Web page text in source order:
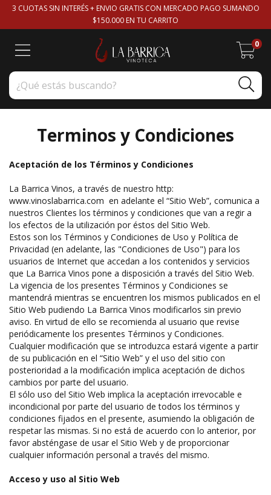
3 CUOTAS SIN INTERÉS + ENVIO GRATIS CON MERCADO PAGO SUMANDO
$150.000 EN TU CARRITO
0
Terminos y Condiciones
​Aceptación de los Términos y Condiciones
La Barrica Vinos, a través de nuestro http:
www.vinoslabarrica.com en adelante el “Sitio Web”, comunica a
nuestros Clientes los términos y condiciones que van a regir a
los efectos de la utilización por éstos del Sitio Web.
Estos son los Términos y Condiciones de Uso y Política de
Privacidad (en adelante, las "Condiciones de Uso") para los
usuarios de Internet que accedan a los contenidos y servicios
que La Barrica Vinos pone a disposición a través del Sitio Web.
La vigencia de los presentes Términos y Condiciones se
mantendrá mientras se encuentren los mismos publicados en el
Sitio Web pudiendo La Barrica Vinos modificarlos sin previo
aviso. En virtud de ello se recomienda al usuario que revise
periódicamente los presentes Términos y Condiciones.
Cualquier modificación que se introduzca estará vigente a partir
de su publicación en el “Sitio Web” y el uso del sitio con
posterioridad a la modificación implica aceptación de dichos
cambios por parte del usuario.
El sólo uso del Sitio Web implica la aceptación irrevocable e
incondicional por parte del usuario de todos los términos y
condiciones fijados en el presente, asumiendo la obligación de
respetar las mismas. Si no está de acuerdo con lo anterior, por
favor absténgase de usar el Sitio Web y de proporcionar
cualquier información personal a través del mismo.
Acceso y uso al Sitio Web